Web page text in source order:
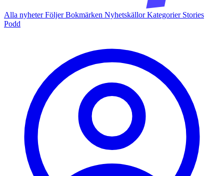
Alla nyheterFöljerBokmärken NyhetskällorKategorier Stories
Podd